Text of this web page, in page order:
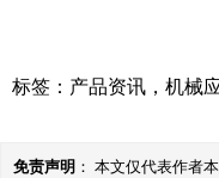
标签： 产品资讯 ， 机械
免责声明 ： 本文仅代表作者